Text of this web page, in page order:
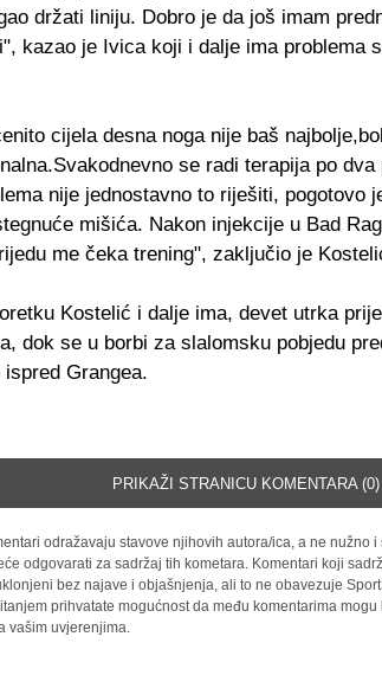
držati liniju. Dobro je da još imam
kazao je Ivica koji i dalje ima problema
cijela desna noga nije baš
se radi terapija po
nije jednostavno to riješiti, pogotovo
mišića. Nakon injekcije u Bad
me čeka trening", zaključio je
Kostelić i dalje ima, devet utrka
dok se u borbi za slalomsku pobjedu
ispred Grangea.
PRIKAŽI STRANICU KOMENTARA (0)
odražavaju stavove njihovih autora/ica, a ne nužno
odgovarati za sadržaj tih kometara. Komentari koji
bez najave i objašnjenja, ali to ne obavezuje
prihvatate mogućnost da među komentarima
vašim uvjerenjima.